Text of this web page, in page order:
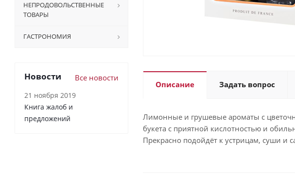
Описание Задать вопрос
Лимонные и грушевые ароматы с
букета с приятной кислотностью и
Прекрасно подойдёт к устрицам, суши
НЕПРОДОВОЛЬСТВЕННЫЕ
ТОВАРЫ
ГАСТРОНОМИЯ
Новости Все новости
21 ноября 2019
Книга жалоб и
предложений